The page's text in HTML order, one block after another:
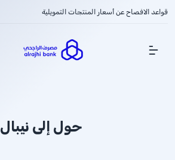
قواعد الافصاح عن أسعار المنتجات التمويلية
Show Menu
حول إلى نيبال